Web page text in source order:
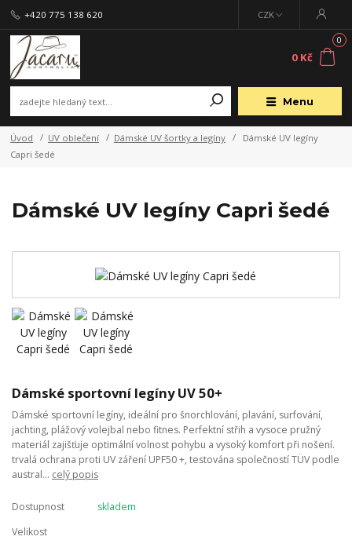
Menu
CZK
+420 775 138 620
0
0 Kč
Úvod UV oblečení Dámské UV šortky a legíny
Dámské UV legíny
Capri šedé
Dámské UV legíny Capri šedé
Dámské sportovní legíny UV 50+
Dámské sportovní legíny, ideální pro šnorchlování, plavání, surfování,
jachting, plážový volejbal nebo fitnes. Perfektní střih a vysoce pružný
materiál zajišťuje optimální volnost pohybu a vysoký komfort při nošení.
trvalá ochrana proti UV záření UPF50 +, testována společností TÜV podle
austral... celý popis
Dostupnost
skladem
Velikost